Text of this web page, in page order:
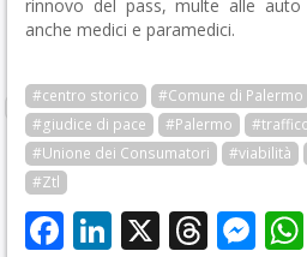
rinnovo del pass, multe alle
anche medici e paramedici.
#centro storico #Comune di Palermo
#giudice di pace
#Palermo
#Unione dei Consumatori
#viabilità
#Ztl
Facebook
LinkedIn
X